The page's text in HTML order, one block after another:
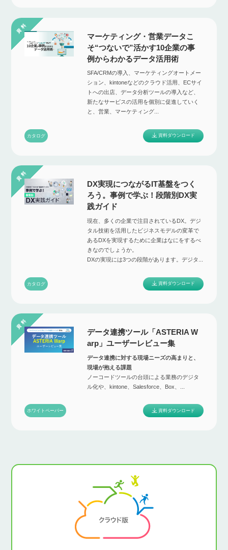
マーケティング・営業データこ
そ“つないで”活かす10企業の事
例からわかるデータ活用術
SFA/CRMの導入、マーケティングオートメー
ション、kintoneなどのクラウド活用、ECサイ
トへの出店、データ分析ツールの導入など、
新たなサービスの活用を個別に促進していく
と、営業、マーケティング...
カタログ 資料ダウンロード
DX実現につながるIT基盤をつく
ろう。事例で学ぶ！段階別DX実
践ガイド
現在、多くの企業で注目されているDX。デジ
タル技術を活用したビジネスモデルの変革で
あるDXを実現するために企業はなにをするべ
きなのでしょうか。
DXの実現には3つの段階があります。デジタ...
カタログ 資料ダウンロード
データ連携ツール「ASTERIA W
arp」ユーザーレビュー集
データ連携に対する現場ニーズの高まりと、
現場が抱える課題
ノーコードツールの台頭による業務のデジタ
ル化や、kintone、Salesforce、Box、...
ホワイトペーパー 資料ダウンロード